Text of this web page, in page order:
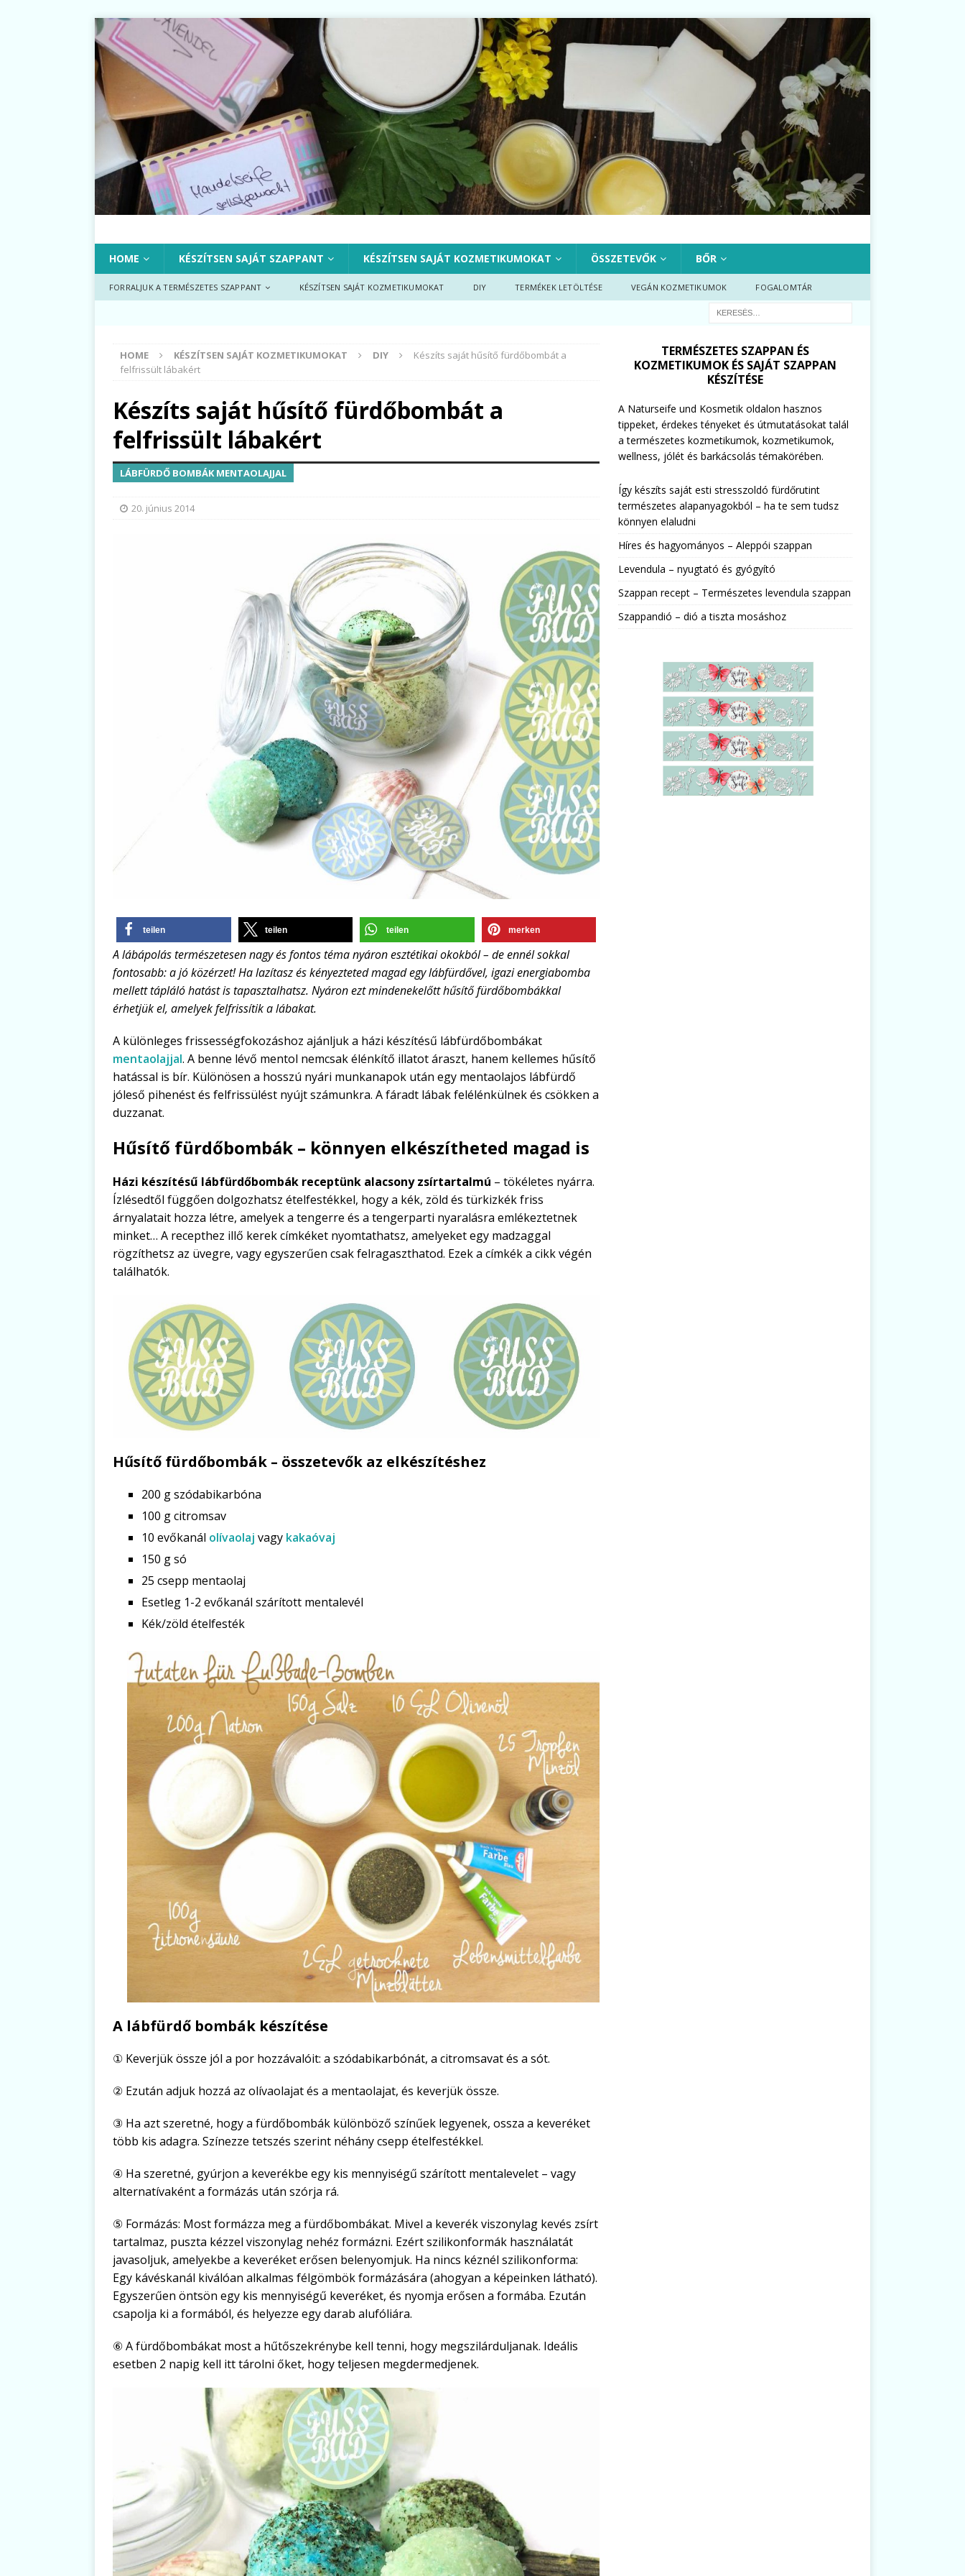
HOME KÉSZÍTSEN SAJÁT SZAPPANT KÉSZÍTSEN SAJÁT KOZMETIKUMOKAT ÖSSZETEVŐK BŐR
FORRALJUK A TERMÉSZETES SZAPPANT KÉSZÍTSEN SAJÁT KOZMETIKUMOKAT DIY TERMÉKEK LETÖLTÉSE VEGÁN KOZMETIKUMOK FOGALOMTÁR
HOME KÉSZÍTSEN SAJÁT KOZMETIKUMOKAT DIY
Készíts saját hűsítő fürdőbombát a
felfrissült lábakért
Készíts saját hűsítő fürdőbombát a
felfrissült lábakért
LÁBFÜRDŐ BOMBÁK MENTAOLAJJAL
20. június 2014
teilen teilen teilen merken
A lábápolás természetesen nagy és fontos téma nyáron esztétikai okokból – de ennél sokkal
fontosabb: a jó közérzet! Ha lazítasz és kényezteted magad egy lábfürdővel, igazi energiabomba
mellett tápláló hatást is tapasztalhatsz. Nyáron ezt mindenekelőtt hűsítő fürdőbombákkal
érhetjük el, amelyek felfrissítik a lábakat.
A különleges frissességfokozáshoz ajánljuk a házi készítésű lábfürdőbombákat
mentaolajjal. A benne lévő mentol nemcsak élénkítő illatot áraszt, hanem kellemes hűsítő
hatással is bír. Különösen a hosszú nyári munkanapok után egy mentaolajos lábfürdő
jóleső pihenést és felfrissülést nyújt számunkra. A fáradt lábak felélénkülnek és csökken a
duzzanat.
Hűsítő fürdőbombák – könnyen elkészítheted magad is
Házi készítésű lábfürdőbombák receptünk alacsony zsírtartalmú – tökéletes nyárra.
Ízlésedtől függően dolgozhatsz ételfestékkel, hogy a kék, zöld és türkizkék friss
árnyalatait hozza létre, amelyek a tengerre és a tengerparti nyaralásra emlékeztetnek
minket… A recepthez illő kerek címkéket nyomtathatsz, amelyeket egy madzaggal
rögzíthetsz az üvegre, vagy egyszerűen csak felragaszthatod. Ezek a címkék a cikk végén
találhatók.
Hűsítő fürdőbombák – összetevők az elkészítéshez
200 g szódabikarbóna
100 g citromsav
10 evőkanál olívaolaj vagy kakaóvaj
150 g só
25 csepp mentaolaj
Esetleg 1-2 evőkanál szárított mentalevél
Kék/zöld ételfesték
A lábfürdő bombák készítése
① Keverjük össze jól a por hozzávalóit: a szódabikarbónát, a citromsavat és a sót.
② Ezután adjuk hozzá az olívaolajat és a mentaolajat, és keverjük össze.
③ Ha azt szeretné, hogy a fürdőbombák különböző színűek legyenek, ossza a keveréket
több kis adagra. Színezze tetszés szerint néhány csepp ételfestékkel.
④ Ha szeretné, gyúrjon a keverékbe egy kis mennyiségű szárított mentalevelet – vagy
alternatívaként a formázás után szórja rá.
⑤ Formázás: Most formázza meg a fürdőbombákat. Mivel a keverék viszonylag kevés zsírt
tartalmaz, puszta kézzel viszonylag nehéz formázni. Ezért szilikonformák használatát
javasoljuk, amelyekbe a keveréket erősen belenyomjuk. Ha nincs kéznél szilikonforma:
Egy kávéskanál kiválóan alkalmas félgömbök formázására (ahogyan a képeinken látható).
Egyszerűen öntsön egy kis mennyiségű keveréket, és nyomja erősen a formába. Ezután
csapolja ki a formából, és helyezze egy darab alufóliára.
⑥ A fürdőbombákat most a hűtőszekrénybe kell tenni, hogy megszilárduljanak. Ideális
esetben 2 napig kell itt tárolni őket, hogy teljesen megdermedjenek.
TERMÉSZETES SZAPPAN ÉS
KOZMETIKUMOK ÉS SAJÁT SZAPPAN
KÉSZÍTÉSE
A Naturseife und Kosmetik oldalon hasznos
tippeket, érdekes tényeket és útmutatásokat talál
a természetes kozmetikumok, kozmetikumok,
wellness, jólét és barkácsolás témakörében.
Így készíts saját esti stresszoldó fürdőrutint
természetes alapanyagokból – ha te sem tudsz
könnyen elaludni
Híres és hagyományos – Aleppói szappan
Levendula – nyugtató és gyógyító
Szappan recept – Természetes levendula szappan
Szappandió – dió a tiszta mosáshoz